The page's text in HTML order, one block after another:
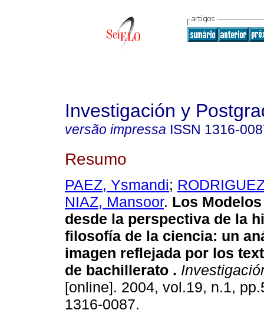
Investigación y
versão impressa ISSN 1316-
Resumo
PAEZ, Ysmandi;
NIAZ, Mansoor. Los
desde la perspectiva de la
filosofía de la ciencia: un
imagen reflejada por los
de bachillerato .
[online]. 2004, vol.19, n.1,
1316-0087.